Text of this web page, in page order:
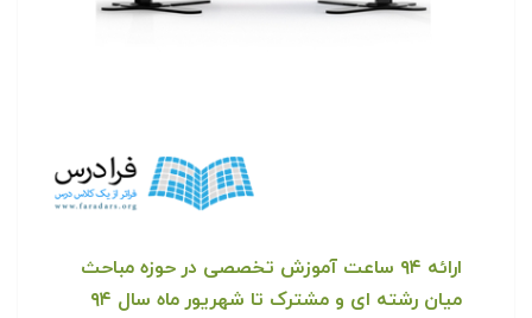
ارائه ۹۴ ساعت آموزش تخصصی در حوزه مباحث
میان رشته ای و مشترک تا شهریور ماه سال ۹۴